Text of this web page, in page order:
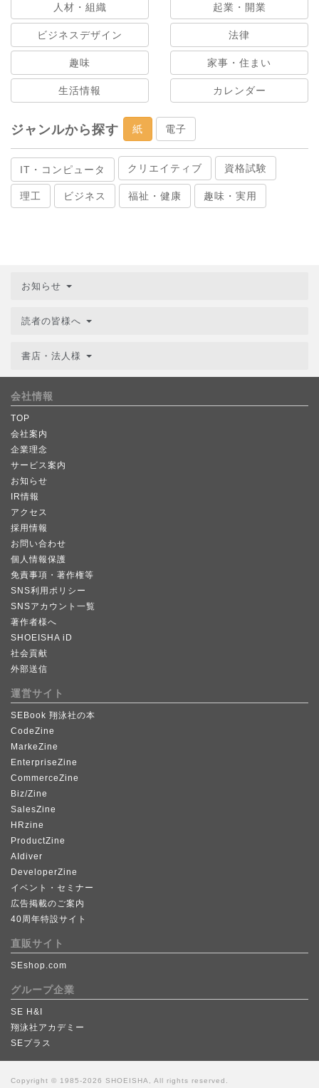
人材・組織 起業・開業
ビジネスデザイン 法律
趣味 家事・住まい
生活情報 カレンダー
ジャンルから探す 紙 電子
IT・コンピュータ クリエイティブ 資格試験
理工 ビジネス 福祉・健康 趣味・実用
お知らせ
読者の皆様へ
書店・法人様
会社情報
TOP
会社案内
企業理念
サービス案内
お知らせ
IR情報
アクセス
採用情報
お問い合わせ
個人情報保護
免責事項・著作権等
SNS利用ポリシー
SNSアカウント一覧
著作者様へ
SHOEISHA iD
社会貢献
外部送信
運営サイト
SEBook 翔泳社の本
CodeZine
MarkeZine
EnterpriseZine
CommerceZine
Biz/Zine
SalesZine
HRzine
ProductZine
AIdiver
DeveloperZine
イベント・セミナー
広告掲載のご案内
40周年特設サイト
直販サイト
SEshop.com
グループ企業
SE H&I
翔泳社アカデミー
SEプラス
Copyright © 1985-2026 SHOEISHA, All rights reserved.